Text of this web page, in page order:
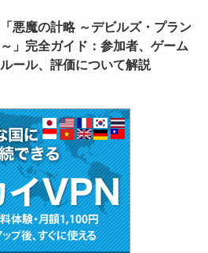
「悪魔の計略 ～デビルズ・プラン
～」完全ガイド：参加者、ゲーム
ルール、評価について解説